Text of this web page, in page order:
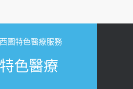
是痔瘡?醫談瘍瘍瘻管與肛
民眾可做1事
大力按脖子！ 1招「伸
落枕
西園特色醫療服務
特色醫療